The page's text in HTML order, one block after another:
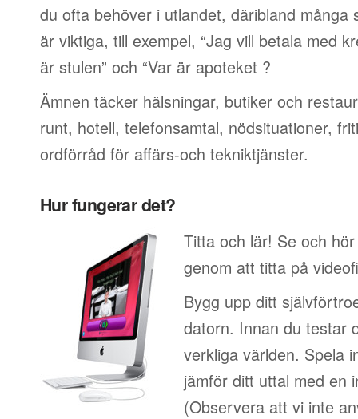
du ofta behöver i utlandet, däribland många
är viktiga, till exempel, “Jag vill betala med
är stulen” och “Var är apoteket ?
Ämnen täcker hälsningar, butiker och
runt, hotell, telefonsamtal, nödsituationer,
ordförråd för affärs-och tekniktjänster.
Hur fungerar det?
Titta och lär! Se och
genom att titta på
Bygg upp ditt
datorn. Innan du testar
verkliga världen. Spela
jämför ditt uttal med en
(Observera att vi inte